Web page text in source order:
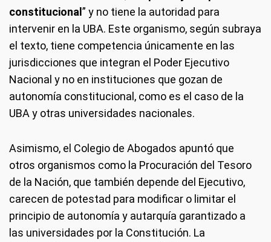
constitucional” y no tiene la autoridad para
intervenir en la UBA. Este organismo, según subraya
el texto, tiene competencia únicamente en las
jurisdicciones que integran el Poder Ejecutivo
Nacional y no en instituciones que gozan de
autonomía constitucional, como es el caso de la
UBA y otras universidades nacionales.
Asimismo, el Colegio de Abogados apuntó que
otros organismos como la Procuración del Tesoro
de la Nación, que también depende del Ejecutivo,
carecen de potestad para modificar o limitar el
principio de autonomía y autarquía garantizado a
las universidades por la Constitución. La